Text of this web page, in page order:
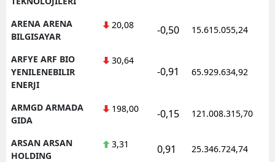
ARENA ARENA
BILGISAYAR
20,08 -0,50 15.615.055,24
ARFYE ARF BIO
YENILENEBILIR
ENERJI
30,64
-0,91 65.929.634,92
ARMGD ARMADA
GIDA
198,00 -0,15 121.008.315,70
ARSAN ARSAN
HOLDING
3,31 0,91 25.346.724,74